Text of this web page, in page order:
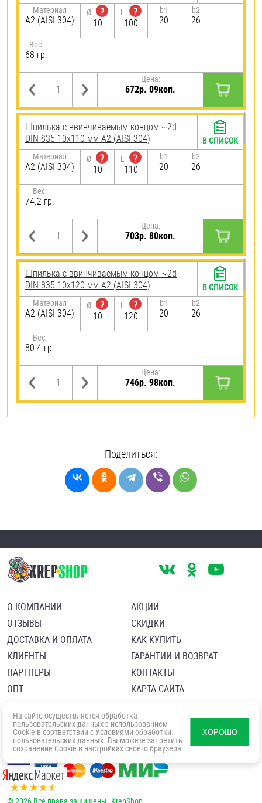
Материал
А2 (AISI 304)
Ø
?
10
L
?
100
b1
20
b2
26
Вес:
68 гр.
Цена:
672р. 09коп.
Шпилька c ввинчиваемым концом ~2d
DIN 835 10х110 мм А2 (AISI 304)
Материал
А2 (AISI 304)
Ø
?
10
L
?
110
b1
20
b2
26
Вес:
74.2 гр.
Цена:
703р. 80коп.
В СПИСОК
Шпилька c ввинчиваемым концом ~2d
DIN 835 10х120 мм А2 (AISI 304)
Материал
А2 (AISI 304)
Ø
?
10
L
?
120
b1
20
b2
26
Вес:
80.4 гр.
Цена:
746р. 98коп.
В СПИСОК
Поделиться:
О КОМПАНИИ
ОТЗЫВЫ
ДОСТАВКА И ОПЛАТА
КЛИЕНТЫ
ПАРТНЕРЫ
ОПТ
АКЦИИ
СКИДКИ
КАК КУПИТЬ
ГАРАНТИИ И ВОЗВРАТ
КОНТАКТЫ
КАРТА САЙТА
Политика в отношении обработки персональных данных
Согласие посетителя сайта на обработку персональных данны
На сайте осуществляется обработка
пользовательских данных с использованием
Cookie в соответствии с Условиями обработки
пользовательских данных. Вы можете запретить
сохранение Cookie в настройках своего браузера.
ХОРОШО